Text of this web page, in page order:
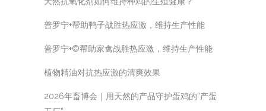
普罗宁+帮助鸭子战胜热应激，维持生产性能
普罗宁+©帮助家禽战胜热应激，维持生产性能
植物精油对抗热应激的清爽效果
2026年畜博会｜用天然的产品守护蛋鸡的“产蛋